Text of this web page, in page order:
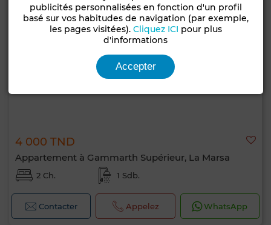
4 000 TND
Appartement à Gammarth Supérieur, La Marsa
2 Ch. 1 Sdb.
Contacter Appelez WhatsApp
publicités personnalisées en fonction d'un profil
basé sur vos habitudes de navigation (par exemple,
les pages visitées). Cliquez ICI pour plus
d'informations
Accepter